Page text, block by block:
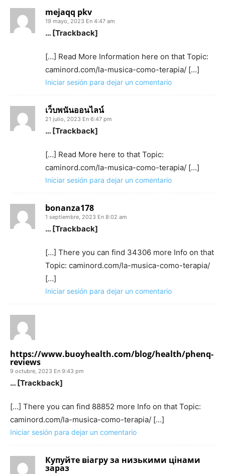
mejaqq pkv
19 mayo, 2023 En 4:47 am
… [Trackback]
[…] Read More Information here on that Topic:
caminord.com/la-musica-como-terapia/ […]
Iniciar sesión para dejar un comentario
เว็บพนันออนไลน์
21 julio, 2023 En 6:47 pm
… [Trackback]
[…] Read More here to that Topic:
caminord.com/la-musica-como-terapia/ […]
Iniciar sesión para dejar un comentario
bonanza178
1 septiembre, 2023 En 8:02 am
… [Trackback]
[…] There you can find 34306 more Info on that
Topic: caminord.com/la-musica-como-terapia/
[…]
Iniciar sesión para dejar un comentario
https://www.buoyhealth.com/blog/health/phenq-
reviews
9 octubre, 2023 En 9:43 pm
… [Trackback]
[…] There you can find 88852 more Info on that Topic:
caminord.com/la-musica-como-terapia/ […]
Iniciar sesión para dejar un comentario
Купуйте віагру за низькими цінами
зараз